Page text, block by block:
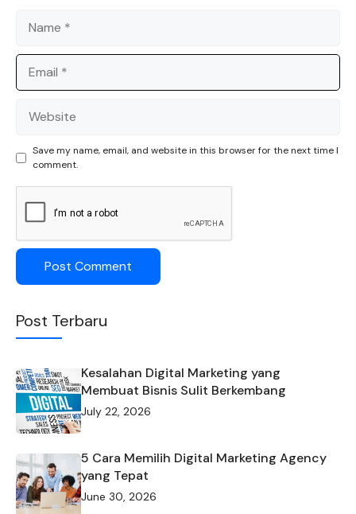
Email
Save my name, email, and website in this browser for the next time I
comment.
Post Terbaru
Kesalahan Digital Marketing yang
Membuat Bisnis Sulit Berkembang
July 22, 2026
5 Cara Memilih Digital Marketing Agency
yang Tepat
June 30, 2026